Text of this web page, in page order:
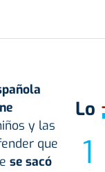
y las
que
se sacó
Lo